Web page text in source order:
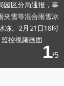
园区分局通报，事
夹雪等混合雨雪冰
冻。2月21日16时
控视频画面
1/5